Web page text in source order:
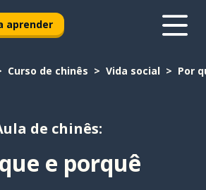
aprender
Curso de chinês Vida social Por
de chinês:
e porquê